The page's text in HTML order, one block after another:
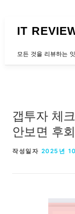
IT
모든 것을 리뷰하는
갭투자 체
안보면 후
작성일자 2025년